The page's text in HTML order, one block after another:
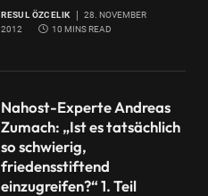
RESUL ÖZCELIK
28. NOVEMBER
2012
10 MINS READ
Nahost-Experte Andreas
Zumach: „Ist es tatsächlich
so schwierig,
friedensstiftend
einzugreifen?“ 1. Teil